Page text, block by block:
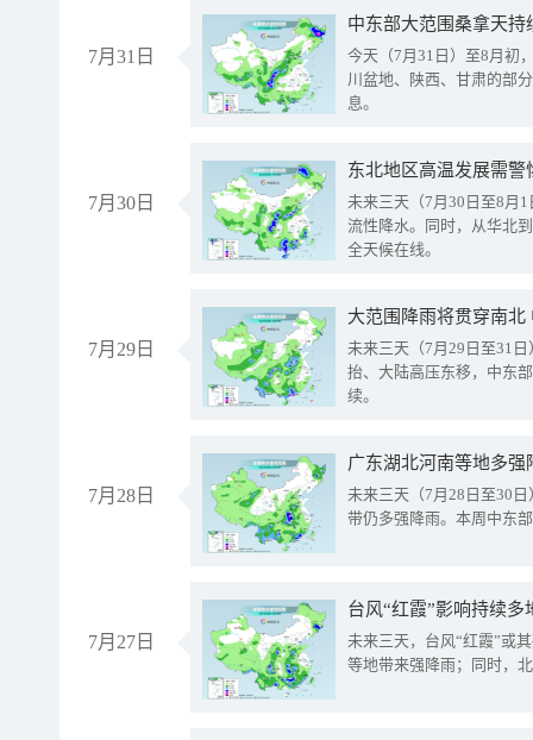
7月31日
中东部大范围桑拿天
今天（7月31日）至8月初
川盆地、陕西、甘肃的部
息。
7月30日
东北地区高温发展需
未来三天（7月30日至8月
流性降水。同时，从华北
全天候在线。
7月29日
大范围降雨将贯穿南
未来三天（7月29日至31
抬、大陆高压东移，中东
续。
7月28日
广东湖北河南等地多
未来三天（7月28日至30
带仍多强降雨。本周中东
7月27日
台风“红霞”影响持续
未来三天，台风“红霞”或
等地带来强降雨；同时，